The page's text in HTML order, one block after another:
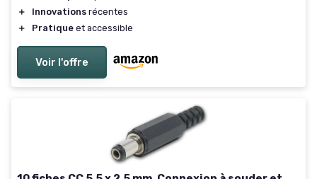
＋
Innovations récentes
＋
Pratique et accessible
Voir l'offre